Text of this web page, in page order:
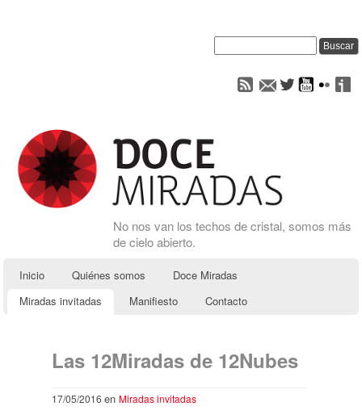
No nos van los techos de cristal, somos más
de cielo abierto.
Inicio Quiénes somos
Doce Miradas
Miradas invitadas
Manifiesto Contacto
Las 12Miradas de 12Nubes
17/05/2016 en Miradas invitadas